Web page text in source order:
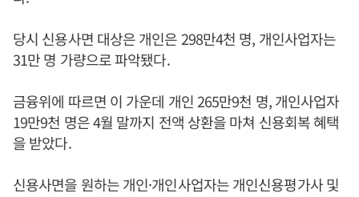
당시 신용사면 대상은 개인은 298만4천 명, 개인사업자는
31만 명 가량으로 파악됐다.
금융위에 따르면 이 가운데 개인 265만9천 명, 개인사업자
19만9천 명은 4월 말까지 전액 상환을 마쳐 신용회복 혜택
을 받았다.
신용사면을 원하는 개인·개인사업자는 개인신용평가사 및